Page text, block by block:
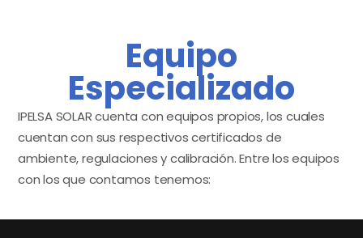
Equipo
Especializado
IPELSA SOLAR cuenta con equipos propios, los cuales
cuentan con sus respectivos certificados de
ambiente, regulaciones y calibración. Entre los equipos
con los que contamos tenemos: